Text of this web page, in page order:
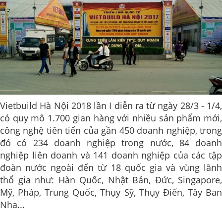
Vietbuild Hà Nội 2018 lần I diễn ra từ ngày 28/3 - 1/4,
có quy mô 1.700 gian hàng với nhiều sản phẩm mới,
công nghệ tiên tiến của gần 450 doanh nghiệp, trong
đó có 234 doanh nghiệp trong nước, 84 doanh
nghiệp liên doanh và 141 doanh nghiệp của các tập
đoàn nước ngoài đến từ 18 quốc gia và vùng lãnh
thổ gia như: Hàn Quốc, Nhật Bản, Đức, Singapore,
Mỹ, Pháp, Trung Quốc, Thụy Sỹ, Thụy Điển, Tây Ban
Nha...